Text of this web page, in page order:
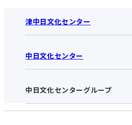
津中日文化センター
津中日文化センターHOME
お知らせ
アクセス･営業時間
お申し込みの流れ
入会と受講のご案内
中日文化センター
中日文化センターHOME
中日文化センターとは
受講規約・会員特典
中日文化センターグループ